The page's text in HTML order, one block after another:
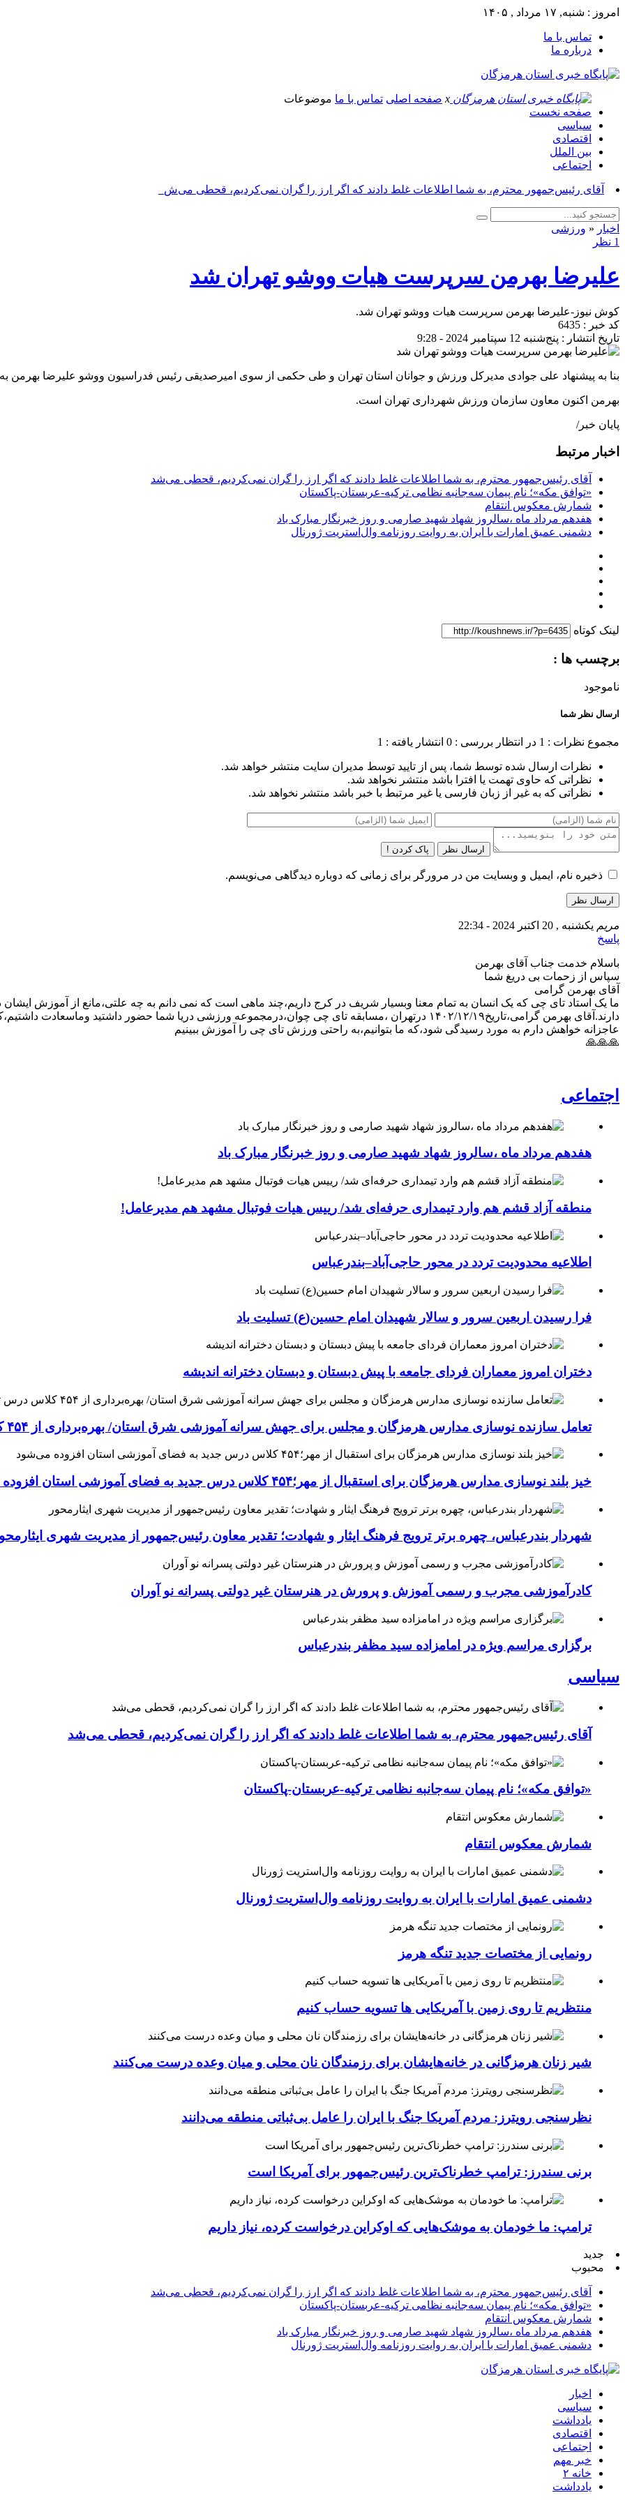
امروز : شنبه, ۱۷ مرداد , ۱۴۰۵
تماس با ما
درباره ما
x صفحه اصلی تماس با ما موضوعات
صفحه نخست
سیاسی
اقتصادی
بین الملل
اجتماعی
آقای رئیس‌جمهور محترم، به شما اطلاعات غلط دادند که اگر ارز را گران نمی‌کردیم، قحطی می‌شد_
اخبار « ورزشی
1 نظر
علیرضا بهرمن سرپرست هیات ووشو تهران شد
کوش نیوز-علیرضا بهرمن سرپرست هیات ووشو تهران شد.
کد خبر : 6435
تاریخ انتشار : پنج‌شنبه 12 سپتامبر 2024 - 9:28
بنا به پیشنهاد علی جوادی مدیرکل ورزش و جوانان استان تهران و طی حکمی از سوی امیرصدیقی رئیس فدراسیون ووشو علیرضا
بهرمن اکنون معاون سازمان ورزش شهرداری تهران است.
پایان خبر/
اخبار مرتبط
آقای رئیس‌جمهور محترم، به شما اطلاعات غلط دادند که اگر ارز را گران نمی‌کردیم، قحطی می‌شد
«توافق مکه»؛ نام پیمان سه‌جانبه نظامی ترکیه-عربستان-پاکستان
شمارش معکوس انتقام
هفدهم مرداد ماه ،سالروز شهاد شهید صارمی و روز خبرنگار مبارک باد
دشمنی عمیق امارات با ایران به روایت روزنامه وال‌استریت ژورنال
لینک کوتاه
برچسب ها :
ناموجود
ارسال نظر شما
مجموع نظرات : 1 در انتظار بررسی : 0 انتشار یافته : 1
نظرات ارسال شده توسط شما، پس از تایید توسط مدیران سایت منتشر خواهد شد.
نظراتی که حاوی تهمت یا افترا باشد منتشر نخواهد شد.
نظراتی که به غیر از زبان فارسی یا غیر مرتبط با خبر باشد منتشر نخواهد شد.
ارسال نظر پاک کردن !
ذخیره نام، ایمیل و وبسایت من در مرورگر برای زمانی که دوباره دیدگاهی می‌نویسم.
مریم یکشنبه , 20 اکتبر 2024 - 22:34
پاسخ
باسلام خدمت جناب آقای بهرمن
سپاس از زحمات بی دریغ شما
آقای بهرمن گرامی
ما یک استاد تای چی که یک انسان به تمام معنا وبسیار شریف در کرج داریم،چند ماهی است که نمی دانم به چه علتی،مانع از آموزش
دارند.آقای بهرمن گرامی،تاریخ۱۴۰۲/۱۲/۱۹ درتهران ،مسابقه تای چی چوان،درمجموعه ورزشی دریا شما حضور داشتید وماسعادت داشتیم،که شما را ببینیم
عاجزانه خواهش دارم به مورد رسیدگی شود،که ما بتوانیم،به راحتی ورزش تای چی را آموزش ببینیم
🙏🙏🙏
اجتماعی
هفدهم مرداد ماه ،سالروز شهاد شهید صارمی و روز خبرنگار مبارک باد
منطقه آزاد قشم هم وارد تیمداری حرفه‌ای شد/ رییس هیات فوتبال مشهد هم مدیرعامل!
اطلاعیه محدودیت تردد در محور حاجی‌آباد–بندرعباس
فرا رسیدن اربعین سرور و سالار شهیدان امام حسین(ع) تسلیت باد
دختران امروز معماران فردای جامعه با پیش دبستان و دبستان دخترانه اندیشه
تعامل سازنده نوسازی مدارس هرمزگان و مجلس برای جهش سرانه آموزشی شرق استان/ بهره‌برداری از ۴۵۴ کلاس درس تا مهرماه
خیز بلند نوسازی مدارس هرمزگان برای استقبال از مهر؛۴۵۴ کلاس درس جدید به فضای آموزشی استان افزوده می‌شود
شهردار بندرعباس، چهره برتر ترویج فرهنگ ایثار و شهادت؛ تقدیر معاون رئیس‌جمهور از مدیریت شهری
کادرآموزشی مجرب و رسمی آموزش و پرورش در هنرستان غیر دولتی پسرانه نو آوران
برگزاری مراسم ویژه در امامزاده سید مظفر بندرعباس
سیاسی
آقای رئیس‌جمهور محترم، به شما اطلاعات غلط دادند که اگر ارز را گران نمی‌کردیم، قحطی می‌شد
«توافق مکه»؛ نام پیمان سه‌جانبه نظامی ترکیه-عربستان-پاکستان
شمارش معکوس انتقام
دشمنی عمیق امارات با ایران به روایت روزنامه وال‌استریت ژورنال
رونمایی از مختصات جدید تنگه هرمز
منتظریم تا روی زمین با آمریکایی ها تسویه حساب کنیم
شیر زنان هرمزگانی در خانه‌هایشان برای رزمندگان نان محلی و میان وعده درست می‌کنند
نظرسنجی رویترز: مردم آمریکا جنگ با ایران را عامل بی‌ثباتی منطقه می‌دانند
برنی سندرز: ترامپ خطرناک‌ترین رئیس‌جمهور برای آمریکا است
ترامپ: ما خودمان به موشک‌هایی که اوکراین درخواست کرده، نیاز داریم
جدید
محبوب
آقای رئیس‌جمهور محترم، به شما اطلاعات غلط دادند که اگر ارز را گران نمی‌کردیم، قحطی می‌شد
«توافق مکه»؛ نام پیمان سه‌جانبه نظامی ترکیه-عربستان-پاکستان
شمارش معکوس انتقام
هفدهم مرداد ماه ،سالروز شهاد شهید صارمی و روز خبرنگار مبارک باد
دشمنی عمیق امارات با ایران به روایت روزنامه وال‌استریت ژورنال
اخبار
سیاسی
یادداشت
اقتصادی
اجتماعی
خبر مهم
خانه ۲
یادداشت